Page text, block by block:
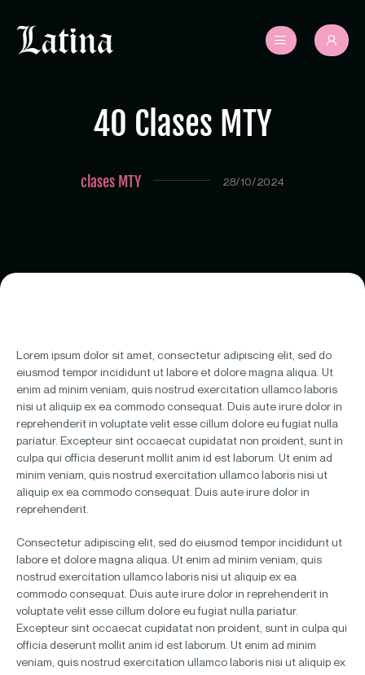
40 Clases MTY
clases MTY 28/10/2024
Lorem ipsum dolor sit amet, consectetur adipiscing elit, sed do
eiusmod tempor incididunt ut labore et dolore magna aliqua. Ut
enim ad minim veniam, quis nostrud exercitation ullamco laboris
nisi ut aliquip ex ea commodo consequat. Duis aute irure dolor in
reprehenderit in voluptate velit esse cillum dolore eu fugiat nulla
pariatur. Excepteur sint occaecat cupidatat non proident, sunt in
culpa qui officia deserunt mollit anim id est laborum. Ut enim ad
minim veniam, quis nostrud exercitation ullamco laboris nisi ut
aliquip ex ea commodo consequat. Duis aute irure dolor in
reprehenderit.
Consectetur adipiscing elit, sed do eiusmod tempor incididunt ut
labore et dolore magna aliqua. Ut enim ad minim veniam, quis
nostrud exercitation ullamco laboris nisi ut aliquip ex ea
commodo consequat. Duis aute irure dolor in reprehenderit in
voluptate velit esse cillum dolore eu fugiat nulla pariatur.
Excepteur sint occaecat cupidatat non proident, sunt in culpa qui
officia deserunt mollit anim id est laborum. Ut enim ad minim
veniam, quis nostrud exercitation ullamco laboris nisi ut aliquip ex